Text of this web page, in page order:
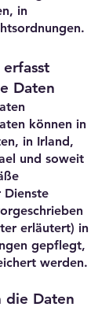
in
Daten
können in
in Irland,
und soweit
Dienste
erläutert) in
gepflegt,
werden.
die Daten